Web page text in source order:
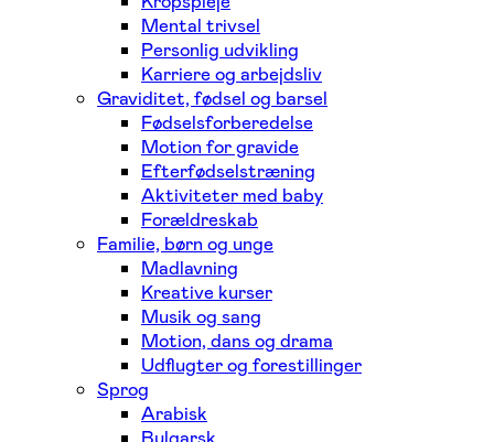
Mental trivsel
Personlig udvikling
Karriere og arbejdsliv
Graviditet, fødsel og barsel
Fødselsforberedelse
Motion for gravide
Efterfødselstræning
Aktiviteter med baby
Forældreskab
Familie, børn og unge
Madlavning
Kreative kurser
Musik og sang
Motion, dans og drama
Udflugter og forestillinger
Sprog
Arabisk